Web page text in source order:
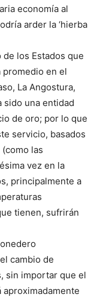
economía al
arder la ‘hierba
los Estados que
en el
La Angostura,
sido una entidad
de oro; por lo que
servicio, basados
las
vez en la
principalmente a
tienen, sufrirán
cambio de
sin importar que el